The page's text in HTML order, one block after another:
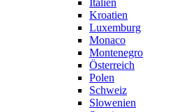
Italien
Kroatien
Luxemburg
Monaco
Montenegro
Österreich
Polen
Schweiz
Slowenien